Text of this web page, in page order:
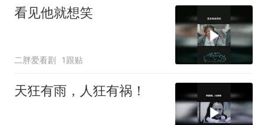
看见他就想笑
二胖爱看剧 1跟贴
天狂有雨，人狂有祸！